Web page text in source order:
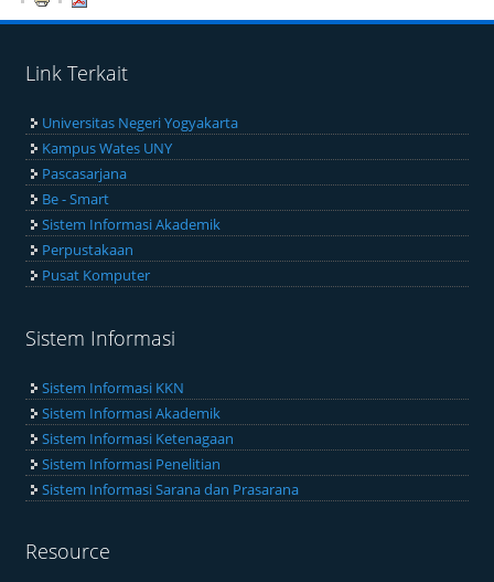
Link Terkait
Universitas Negeri Yogyakarta
Kampus Wates UNY
Pascasarjana
Be - Smart
Sistem Informasi Akademik
Perpustakaan
Pusat Komputer
Sistem Informasi
Sistem Informasi KKN
Sistem Informasi Akademik
Sistem Informasi Ketenagaan
Sistem Informasi Penelitian
Sistem Informasi Sarana dan Prasarana
Resource